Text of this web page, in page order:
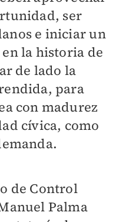
ser
e iniciar un
la historia de
de lado la
para
con madurez
cívica, como
de Control
Palma